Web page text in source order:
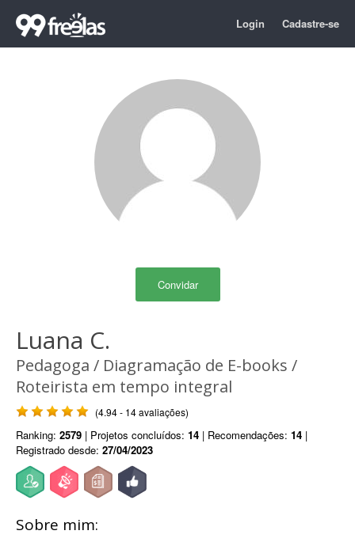
Login Cadastre-se
Convidar
Luana C.
Pedagoga / Diagramação de E-books /
Roteirista em tempo integral
(4.94 - 14 avaliações)
Ranking: 2579 | Projetos concluídos: 14 | Recomendações: 14 |
Registrado desde: 27/04/2023
Sobre mim: